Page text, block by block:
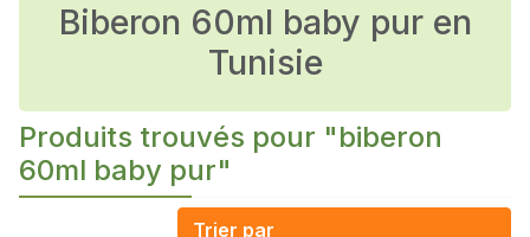
biberon 60ml baby pur en
Tunisie
Produits trouvés pour "biberon
60ml baby pur"